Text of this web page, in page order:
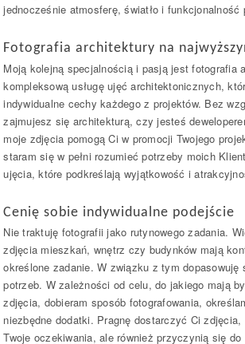
jednocześnie atmosferę, światło i funkcjonalność
Fotografia architektury na
Moją kolejną specjalnością i pasją jest fotografia
kompleksową usługę ujęć architektonicznych,
indywidualne cechy każdego z projektów. Bez
zajmujesz się architekturą, czy jesteś
moje zdjęcia pomogą Ci w promocji Twojego
staram się w pełni rozumieć potrzeby moich
ujęcia, które podkreślają wyjątkowość i
Cenię sobie indywidualne podejście
Nie traktuję fotografii jako rutynowego zadania.
zdjęcia mieszkań, wnętrz czy budynków mają
określone zadanie. W związku z tym dopasowuję
potrzeb. W zależności od celu, do jakiego mają
zdjęcia, dobieram sposób fotografowania,
niezbędne dodatki. Pragnę dostarczyć Ci
Twoje oczekiwania, ale również przyczynią się do